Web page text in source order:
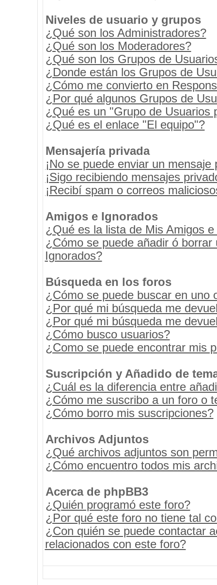
Niveles de usuario y grupos
¿Qué son los Administradores?
¿Qué son los Moderadores?
¿Qué son los Grupos de
¿Donde están los Grupos de
¿Cómo me convierto en
¿Por qué algunos Grupos de
¿Qué es un "Grupo de Usuarios
¿Qué es el enlace "El equipo"?
Mensajería privada
¡No se puede enviar un mensaje
¡Sigo recibiendo mensajes
¡Recibí spam o correos
Amigos e Ignorados
¿Qué es la lista de Mis Amigos
¿Cómo se puede añadir ó
Ignorados?
Búsqueda en los foros
¿Cómo se puede buscar en uno
¿Por qué mi búsqueda me
¿Por qué mi búsqueda me
¿Cómo busco usuarios?
¿Como se puede encontrar mis
Suscripción y Añadido de
¿Cuál es la diferencia entre
¿Cómo me suscribo a un foro o
¿Cómo borro mis suscripciones?
Archivos Adjuntos
¿Qué archivos adjuntos son
¿Cómo encuentro todos mis
Acerca de phpBB3
¿Quién programó este foro?
¿Por qué este foro no tiene tal
¿Con quién se puede contactar
relacionados con este foro?